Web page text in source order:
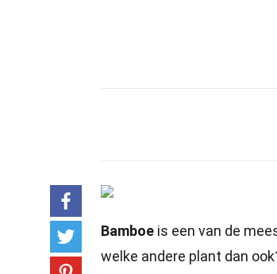
Bamboe is een van de
welke andere plant dan